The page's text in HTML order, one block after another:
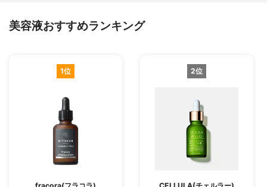
美容液おすすめランキング
1位 2位